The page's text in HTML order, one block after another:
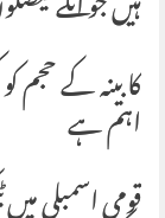
کابینہ کے
اہم ہے